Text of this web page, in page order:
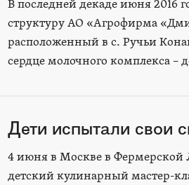
В последней декаде июня 2016
структуру АО «Агрофирма
расположенный в с. Ручьи
сердце молочного комплекса –
Дети испытали свои
4 июня в Москве в Фермерской
детский кулинарный мастер-